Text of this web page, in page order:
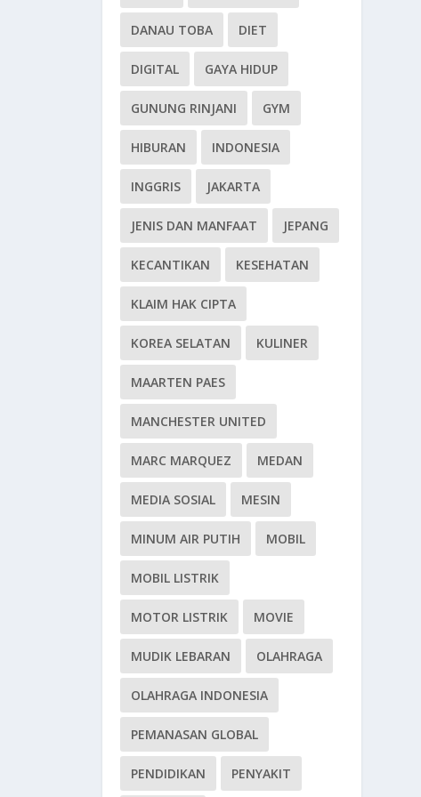
DANAU TOBA DIET
DIGITAL GAYA HIDUP
GUNUNG RINJANI GYM
HIBURAN INDONESIA
INGGRIS JAKARTA
JENIS DAN MANFAAT JEPANG
KECANTIKAN KESEHATAN
KLAIM HAK CIPTA
KOREA SELATAN KULINER
MAARTEN PAES
MANCHESTER UNITED
MARC MARQUEZ MEDAN
MEDIA SOSIAL MESIN
MINUM AIR PUTIH MOBIL
MOBIL LISTRIK
MOTOR LISTRIK MOVIE
MUDIK LEBARAN OLAHRAGA
OLAHRAGA INDONESIA
PEMANASAN GLOBAL
PENDIDIKAN PENYAKIT